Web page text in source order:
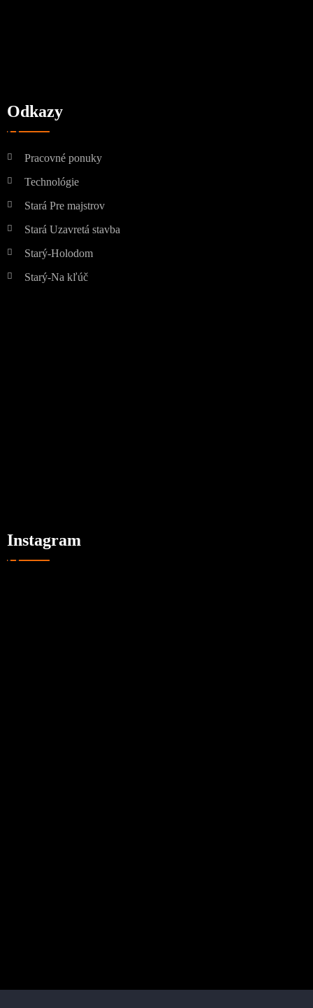
Odkazy
Pracovné ponuky
Technológie
Stará Pre majstrov
Stará Uzavretá stavba
Starý-Holodom
Starý-Na kľúč
Instagram